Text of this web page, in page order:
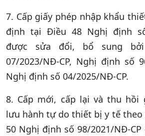
7. Cấp giấy phép nhập khẩu
định tại Điều 48 Nghị định số
được sửa đổi, bổ sung
07/2023/NĐ-CP, Nghị định số
Nghị định số 04/2025/NĐ-CP.
8. Cấp mới, cấp lại và thu hồi
lưu hành tự do thiết bị y tế
50 Nghị định số 98/2021/NĐ-